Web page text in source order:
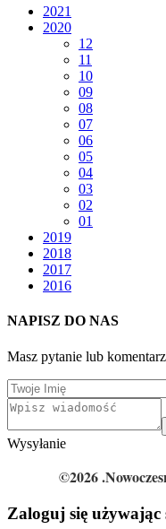
2021
2020
12
11
10
09
08
07
06
05
04
03
02
01
2019
2018
2017
2016
NAPISZ DO NAS
Masz pytanie lub
Wysyłanie
©2026
Zaloguj się używając